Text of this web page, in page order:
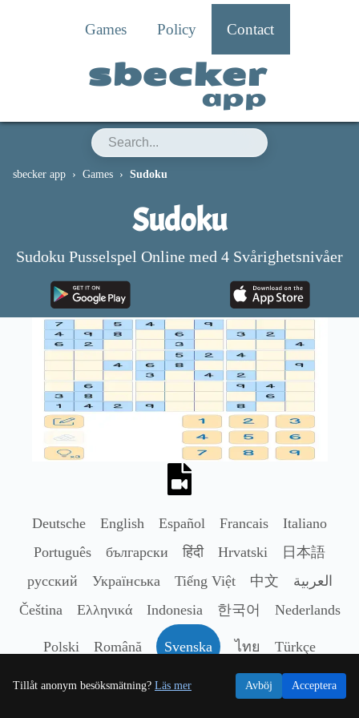
Tillåt anonym besöksmätning? Läs mer Avböj Acceptera
Games Policy Contact
sbecker
app
sbecker app Games Sudoku
Sudoku
Sudoku Pusselspel Online med 4 Svårighetsnivåer
Deutsche English Español Francais
Italiano
Português
български हिंदी Hrvatski
日本語
русский
Українська Tiếng Việt 中文
العربية
Čeština
Ελληνικά Indonesia 한국어 Nederlands
Polski Română Svenska ไทย Türkçe